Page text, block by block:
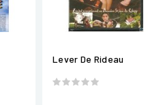
Lever De Rideau